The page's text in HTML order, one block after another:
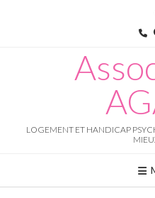
LOGEMENT ET HANDICAP